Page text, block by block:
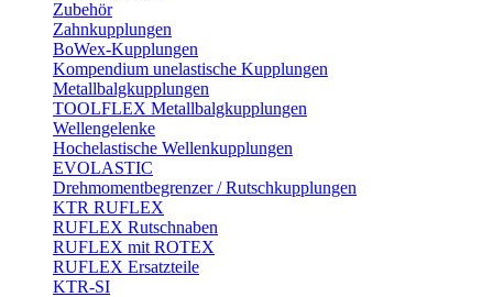
Zubehör
Zahnkupplungen
BoWex-Kupplungen
Kompendium unelastische Kupplungen
Metallbalgkupplungen
TOOLFLEX Metallbalgkupplungen
Wellengelenke
Hochelastische Wellenkupplungen
EVOLASTIC
Drehmomentbegrenzer / Rutschkupplungen
KTR RUFLEX
RUFLEX Rutschnaben
RUFLEX mit ROTEX
RUFLEX Ersatzteile
KTR-SI